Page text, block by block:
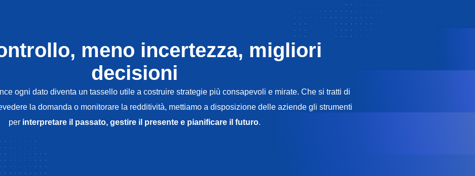
meno incertezza, migliori
decisioni
ogni dato diventa un tassello utile a costruire strategie più consapevoli e mirate. Che si tratti di
la domanda o monitorare la redditività, mettiamo a disposizione delle aziende gli strumenti
per interpretare il passato, gestire il presente e pianificare il futuro.